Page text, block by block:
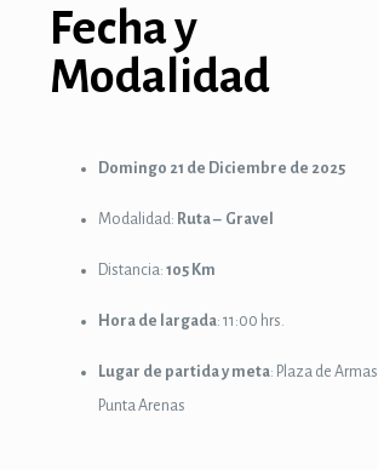
Fecha y
Modalidad
Domingo 21 de Diciembre de 2025
Modalidad: Ruta – Gravel
Distancia: 105 Km
Hora de largada: 11:00 hrs.
Lugar de partida y meta: Plaza de Armas,
Punta Arenas